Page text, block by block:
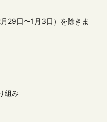
29日〜1月3日）を除きま
組み